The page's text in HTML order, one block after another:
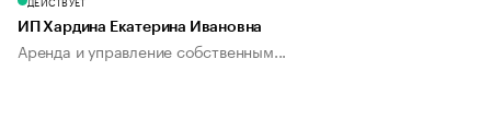
ИП Хардина Екатерина Ивановна
Аренда и управление собственным...